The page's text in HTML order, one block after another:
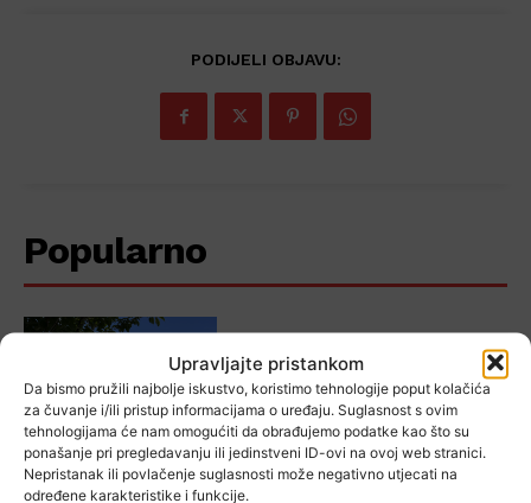
Upravljajte pristankom
Da bismo pružili najbolje iskustvo, koristimo tehnologije poput kolačića
za čuvanje i/ili pristup informacijama o uređaju. Suglasnost s ovim
tehnologijama će nam omogućiti da obrađujemo podatke kao što su
ponašanje pri pregledavanju ili jedinstveni ID-ovi na ovoj web stranici.
Nepristanak ili povlačenje suglasnosti može negativno utjecati na
određene karakteristike i funkcije.
PODIJELI OBJAVU:
Popularno
Kino na otvorenom se nastavlja!
Evo kada vas čekaju besplatne
projekcije